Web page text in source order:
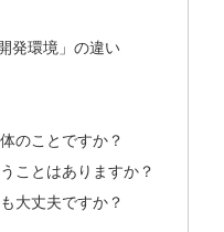
発環境」の違い
のことですか？
ことはありますか？
大丈夫ですか？